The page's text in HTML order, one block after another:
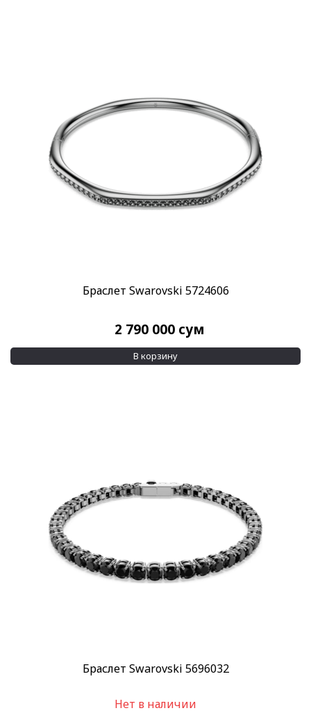
Браслет Swarovski 5724606
2 790 000 сум
В корзину
Браслет Swarovski 5696032
Нет в наличии